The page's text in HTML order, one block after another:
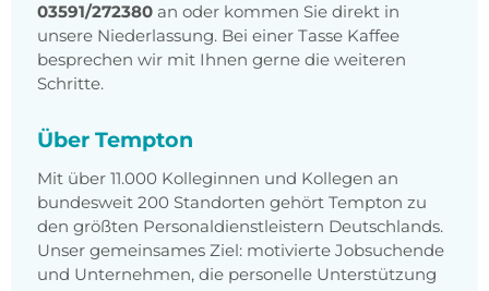
03591/272380 an oder kommen Sie direkt in
unsere Niederlassung. Bei einer Tasse Kaffee
besprechen wir mit Ihnen gerne die weiteren
Schritte.
Über Tempton
Mit über 11.000 Kolleginnen und Kollegen an
bundesweit 200 Standorten gehört Tempton zu
den größten Personaldienstleistern Deutschlands.
Unser gemeinsames Ziel: motivierte Jobsuchende
und Unternehmen, die personelle Unterstützung